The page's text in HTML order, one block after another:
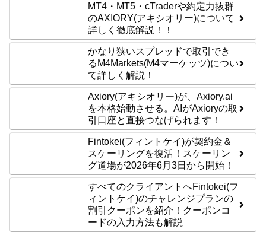
MT4・MT5・cTraderや約定力抜群
のAXIORY(アキシオリー)について
詳しく徹底解説！！
かなり狭いスプレッドで取引でき
るM4Markets(M4マーケッツ)につい
て詳しく解説！
Axiory(アキシオリー)が、Axiory.ai
を本格始動させる。AIがAxioryの取
引口座と直接つなげられます！
Fintokei(フィントケイ)が契約金＆
スケーリングを復活！スケーリン
グ道場が2026年6月3日から開始！
すべてのクライアントへFintokei(フ
ィントケイ)のチャレンジプランの
割引クーポンを紹介！クーポンコ
ードの入力方法も解説